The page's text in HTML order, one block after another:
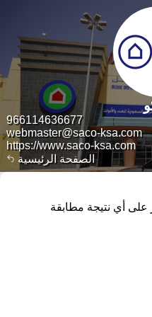
الصفحة الرئيسية
966114636677
webmaster@saco-ksa.com
https://www.saco-ksa.com
أي نتيجة مطابقة